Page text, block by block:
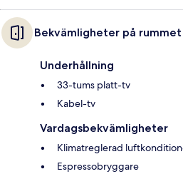
Bekvämligheter på rummet
Underhållning
33-tums platt-tv
Kabel-tv
Vardagsbekvämligheter
Klimatreglerad
Espressobryggare